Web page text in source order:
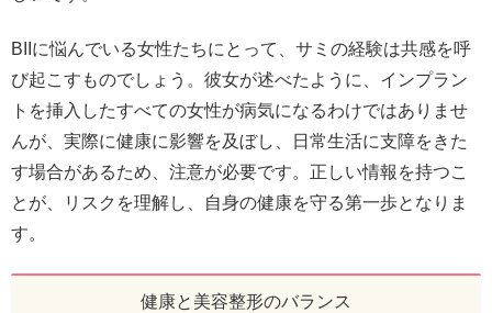
BIIに悩んでいる女性たちにとって、サミの経験は共感を呼
び起こすものでしょう。彼女が述べたように、インプラン
トを挿入したすべての女性が病気になるわけではありませ
んが、実際に健康に影響を及ぼし、日常生活に支障をきた
す場合があるため、注意が必要です。正しい情報を持つこ
とが、リスクを理解し、自身の健康を守る第一歩となりま
す。
健康と美容整形のバランス